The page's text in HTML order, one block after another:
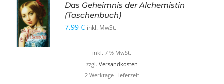
IN DEN
WARENKORB
Das Geheimnis der Alchemistin
(Taschenbuch)
7,99€ inkl. MwSt.
inkl. 7 % MwSt.
zzgl. Versandkosten
2 Werktage Lieferzeit